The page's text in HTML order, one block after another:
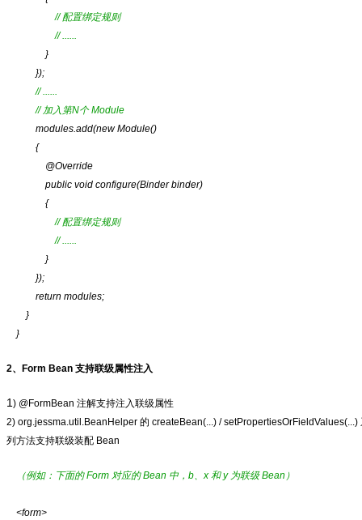
// 配置绑定规则
// ......
}
});
// ......
// 加入第N个 Module
modules.add(newModule()
{
@Override
public void configure(Binder binder)
{
// 配置绑定规则
// ......
}
});
return modules;
}
}
2、Form Bean 支持联级属性注入
1) @FormBean 注解支持注入联级属性
2) org.jessma.util.BeanHelper 的 createBean(...) / setPropertiesOrFieldValues(...)
列方法支持联级装配 Bean
（例如：下面的 Form 对应的 Bean 中，b、x 和 y 为联级 Bean）
<form>